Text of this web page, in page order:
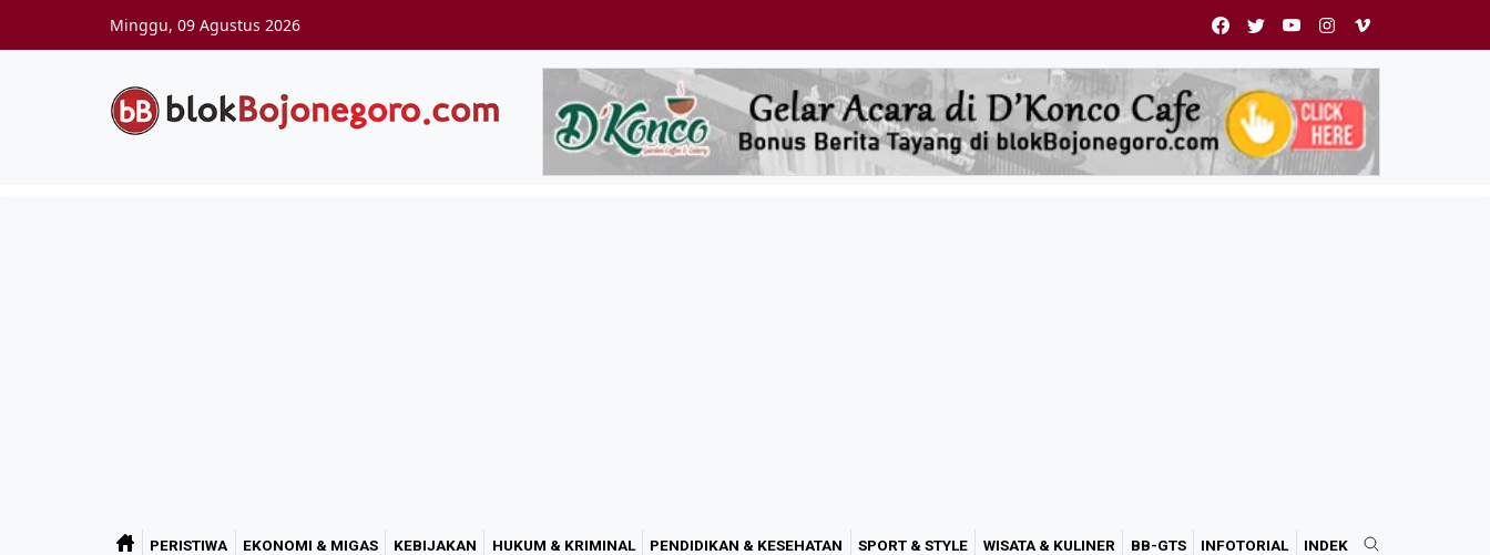
Minggu, 09 Agustus 2026
PERISTIWA EKONOMI & MIGAS KEBIJAKAN HUKUM & KRIMINAL PENDIDIKAN & KESEHATAN SPORT & STYLE WISATA & KULINER BB-GTS INFOTORIAL INDEK